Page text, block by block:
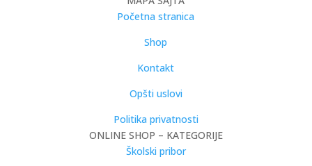
Početna stranica
Shop
Kontakt
Opšti uslovi
Politika privatnosti
ONLINE SHOP – KATEGORIJE
Školski pribor